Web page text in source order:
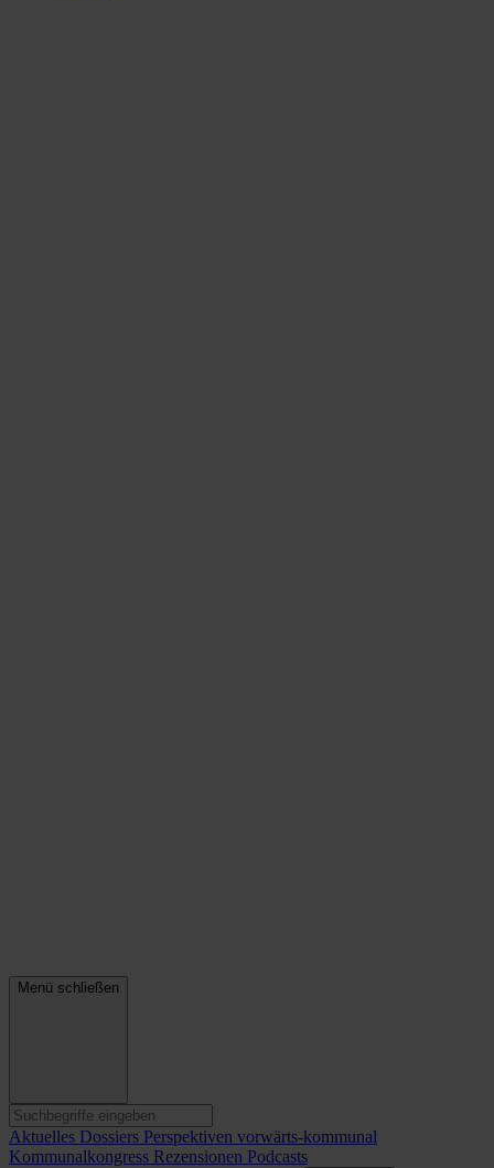
Menü schließen
Aktuelles Dossiers Perspektiven vorwärts-kommunal
Kommunalkongress Rezensionen Podcasts